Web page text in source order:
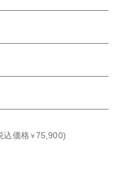
込価格 ￥75,900)